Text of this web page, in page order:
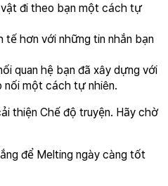
vật đi theo bạn một cách tự
tế hơn với những tin nhắn bạn
quan hệ bạn đã xây dựng với
nối một cách tự nhiên.
thiện Chế độ truyện. Hãy chờ
để Melting ngày càng tốt